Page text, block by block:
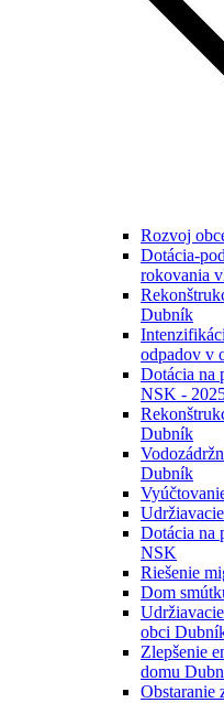
Rozvoj
Dotácia-
rokovania
Dubník
odpadov v
Dotácia na
NSK -
Dubník
Dubník
Dotácia na
NSK
Riešenie
Dom
obci
Zlepšenie
domu
Obstaranie